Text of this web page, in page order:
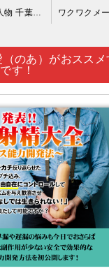
ワクワクメール 危険人物 千葉｜恋人と別れて心が折れて…。
のあ）がおスス
す！